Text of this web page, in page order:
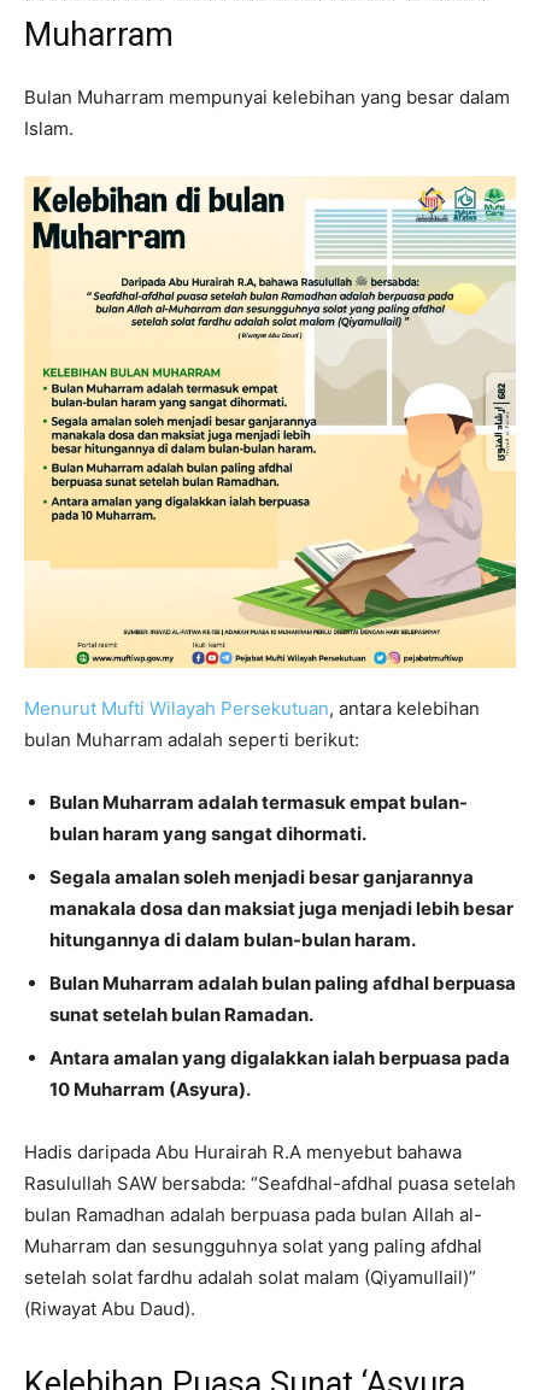
Muharram
Bulan Muharram mempunyai kelebihan yang besar dalam
Islam.
Menurut Mufti Wilayah Persekutuan, antara kelebihan
bulan Muharram adalah seperti berikut:
Bulan Muharram adalah termasuk empat bulan-
bulan haram yang sangat dihormati.
Segala amalan soleh menjadi besar ganjarannya
manakala dosa dan maksiat juga menjadi lebih besar
hitungannya di dalam bulan-bulan haram.
Bulan Muharram adalah bulan paling afdhal berpuasa
sunat setelah bulan Ramadan.
Antara amalan yang digalakkan ialah berpuasa pada
10 Muharram (Asyura).
Hadis daripada Abu Hurairah R.A menyebut bahawa
Rasulullah SAW bersabda: “Seafdhal-afdhal puasa setelah
bulan Ramadhan adalah berpuasa pada bulan Allah al-
Muharram dan sesungguhnya solat yang paling afdhal
setelah solat fardhu adalah solat malam (Qiyamullail)”
(Riwayat Abu Daud).